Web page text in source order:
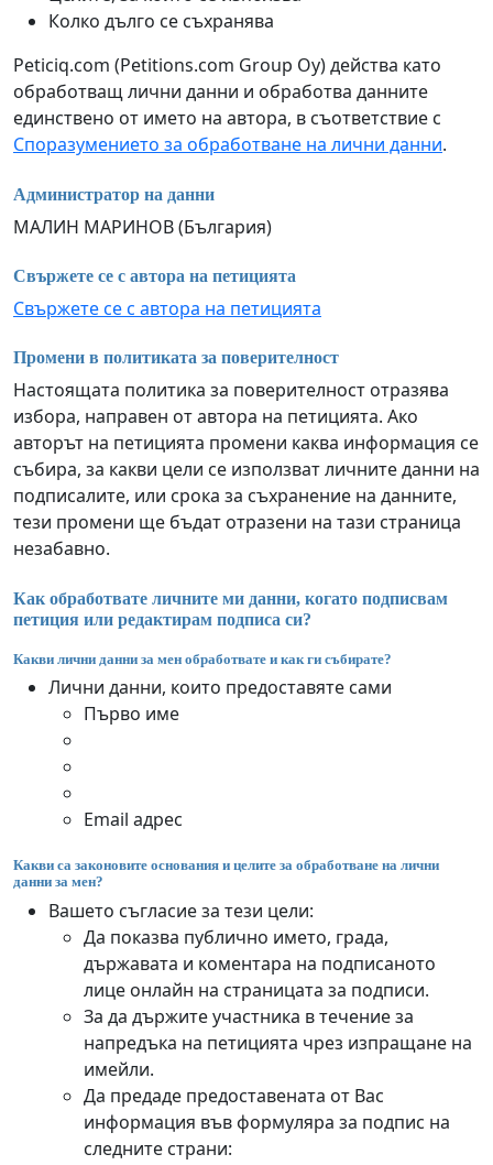
Колко дълго се съхранява
Peticiq.com (Petitions.com Group Oy) действа като
обработващ лични данни и обработва данните
единствено от името на автора, в съответствие с
Споразумението за обработване на лични данни.
Администратор на данни
МАЛИН МАРИНОВ (България)
Свържете се с автора на петицията
Свържете се с автора на петицията
Промени в политиката за поверителност
Настоящата политика за поверителност отразява
избора, направен от автора на петицията. Ако
авторът на петицията промени каква информация се
събира, за какви цели се използват личните данни на
подписалите, или срока за съхранение на данните,
тези промени ще бъдат отразени на тази страница
незабавно.
Как обработвате личните ми данни, когато подписвам
петиция или редактирам подписа си?
Какви лични данни за мен обработвате и как ги събирате?
Лични данни, които предоставяте сами
Първо име
Email адрес
Какви са законовите основания и целите за обработване на лични
данни за мен?
Вашето съгласие за тези цели:
Да показва публично името, града,
държавата и коментара на подписаното
лице онлайн на страницата за подписи.
За да държите участника в течение за
напредъка на петицията чрез изпращане на
имейли.
Да предаде предоставената от Вас
информация във формуляра за подпис на
следните страни: